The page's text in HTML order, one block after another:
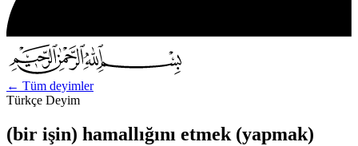
← Tüm deyimler
Türkçe Deyim
(bir işin) hamallığını etmek (yapmak)